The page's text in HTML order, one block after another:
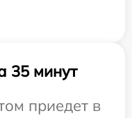
35 минут
приедет в